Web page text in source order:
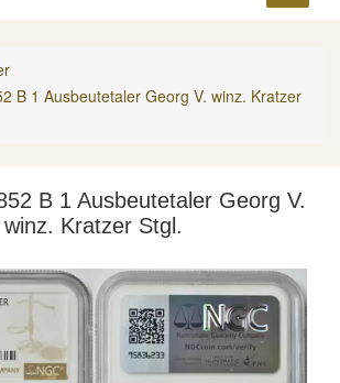
B 1 Ausbeutetaler Georg V. winz. Kratzer
B 1 Ausbeutetaler Georg V.
winz. Kratzer Stgl.